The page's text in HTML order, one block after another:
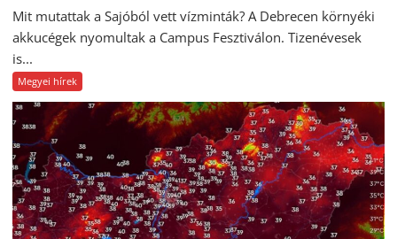
Mit mutattak a Sajóból vett vízminták? A Debrecen környéki
akkucégek nyomultak a Campus Fesztiválon. Tizenévesek
is...
Megyei hírek